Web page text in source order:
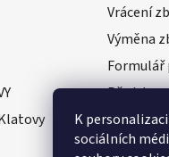
K
sociálních
Vrácení
Výměna
Formulář